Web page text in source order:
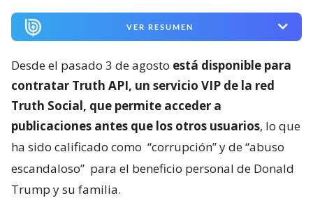
VER RESUMEN
Desde el pasado 3 de agosto está disponible para
contratar Truth API, un servicio VIP de la red
Truth Social, que permite acceder a
publicaciones antes que los otros usuarios, lo que
ha sido calificado como “corrupción” y de “abuso
escandaloso” para el beneficio personal de Donald
Trump y su familia.